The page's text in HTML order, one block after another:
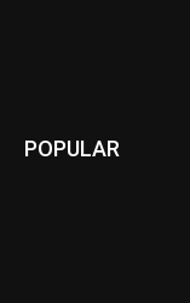
POPULAR